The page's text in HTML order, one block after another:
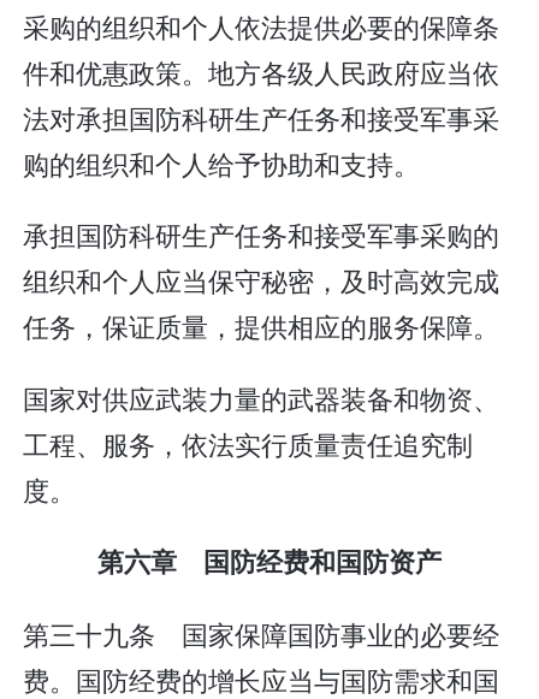
采购的组织和个人依法提供必要的保障条
件和优惠政策。地方各级人民政府应当依
法对承担国防科研生产任务和接受军事采
购的组织和个人给予协助和支持。
承担国防科研生产任务和接受军事采购的
组织和个人应当保守秘密，及时高效完成
任务，保证质量，提供相应的服务保障。
国家对供应武装力量的武器装备和物资、
工程、服务，依法实行质量责任追究制
度。
第六章 国防经费和国防资产
第三十九条 国家保障国防事业的必要经
费。国防经费的增长应当与国防需求和国